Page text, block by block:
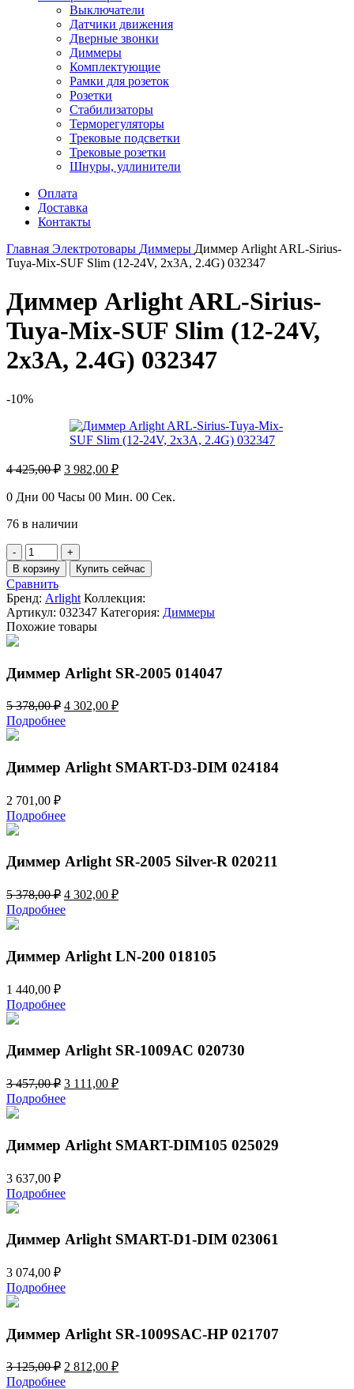
Выключатели
Датчики движения
Дверные звонки
Диммеры
Комплектующие
Рамки для розеток
Розетки
Стабилизаторы
Терморегуляторы
Трековые подсветки
Трековые розетки
Шнуры, удлинители
Оплата
Доставка
Контакты
Главная Электротовары Диммеры Диммер Arlight ARL-Sirius-
Tuya-Mix-SUF Slim (12-24V, 2x3A, 2.4G) 032347
Диммер Arlight ARL-Sirius-
Tuya-Mix-SUF Slim (12-24V,
2x3A, 2.4G) 032347
-10%
4 425,00₽ Первоначальная
составляла
425,00 ₽.
3 982,00 ₽Текущая
3
0 Дни 00 Часы 00 Мин. 00 Сек.
76 в наличии
Количество
товара
Диммер
Arlight
ARL-
Sirius-
Tuya-
Slim
24V,
2x3A,
В корзину Купить сейчас
Сравнить
Бренд: Arlight Коллекция:
Артикул: 032347 Категория: Диммеры
Похожие товары
Диммер Arlight SR-2005 014047
5 378,00₽ Первоначальная
цена
составляла
378,00 ₽.
4 302,00 ₽Текущая
Подробнее
Диммер Arlight SMART-D3-DIM 024184
2 701,00 ₽
Подробнее
Диммер Arlight SR-2005 Silver-R 020211
5 378,00₽ Первоначальная
цена
составляла
378,00 ₽.
4 302,00 ₽Текущая
Подробнее
Диммер Arlight LN-200 018105
1 440,00 ₽
Подробнее
Диммер Arlight SR-1009AC 020730
3 457,00₽ Первоначальная
цена
составляла
457,00 ₽.
3 111,00 ₽Текущая
Подробнее
Диммер Arlight SMART-DIM105 025029
3 637,00 ₽
Подробнее
Диммер Arlight SMART-D1-DIM 023061
3 074,00 ₽
Подробнее
Диммер Arlight SR-1009SAC-HP 021707
3 125,00₽ Первоначальная
цена
2 812,00 ₽Текущая
Подробнее